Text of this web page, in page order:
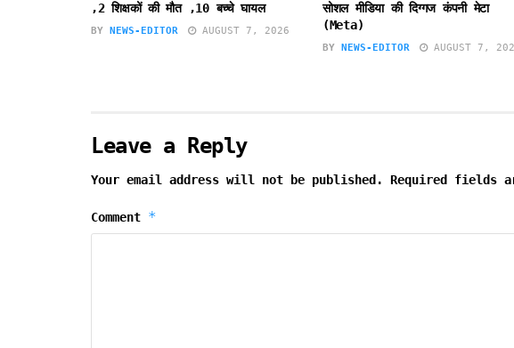
,2 शिक्षकों की मौत ,10 बच्चे घायल
BY NEWS-EDITOR AUGUST 7, 2026
सोशल मीडिया की दिग्गज कंपनी मेटा
(Meta)
BY NEWS-EDITOR AUGUST 7,
Leave a Reply
Your email address will not be published. Required fields
Comment *